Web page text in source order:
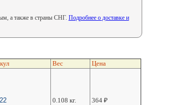
а также в страны СНГ. Подробнее о доставке и
Вес Цена
0.108 кг. 364 ₽